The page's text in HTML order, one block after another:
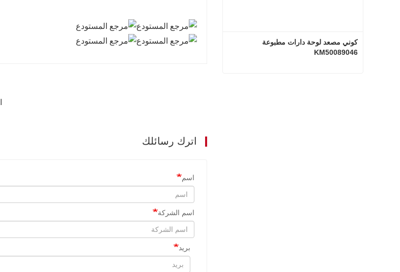
اترك رسائلك
اسم
اسم الشركة
بريد
KM50089046